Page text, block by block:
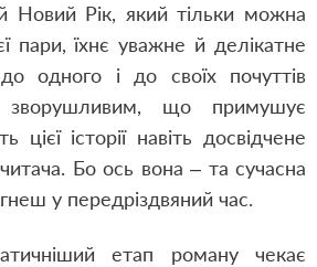
Новий Рік, який тільки можна
пари, їхнє уважне й делікатне
одного і до своїх почуттів
зворушливим, що примушує
цієї історії навіть досвідчене
Бо ось вона – та сучасна
у передріздвяний час.
етап роману чекає